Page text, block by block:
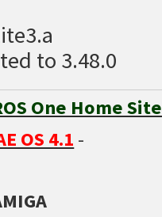
to 3.48.0
One Home Site
OS 4.1 -